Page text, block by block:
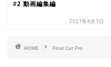
#2 動画編集編
2021年4月3日
HOME Final Cut Pro